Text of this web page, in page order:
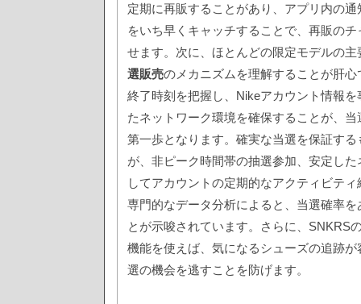
定期に再販することがあり、アプリ内の
をいち早くキャッチすることで、再販の
せます。次に、ほとんどの限定モデルの
選販売のメカニズムを理解することが肝
終了時刻を把握し、Nikeアカウント情報
たネットワーク環境を確保することが、
第一歩となります。確実な当選を保証す
が、非ピーク時間帯の抽選参加、安定し
してアカウントの定期的なアクティビテ
専門的なデータ分析によると、当選確率
とが示唆されています。さらに、SNKRS
機能を使えば、気になるシューズの追跡
選の機会を逃すことを防げます。